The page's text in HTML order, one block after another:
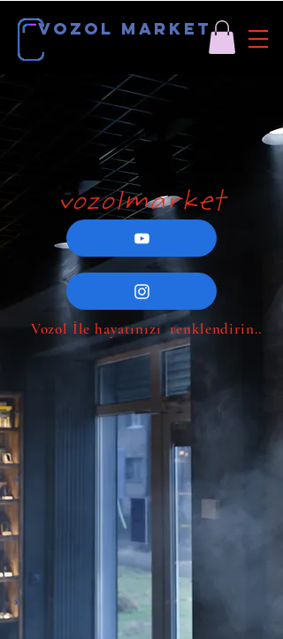
vozol market
vozolmarket
Vozol İle hayatınızı renklendirin..